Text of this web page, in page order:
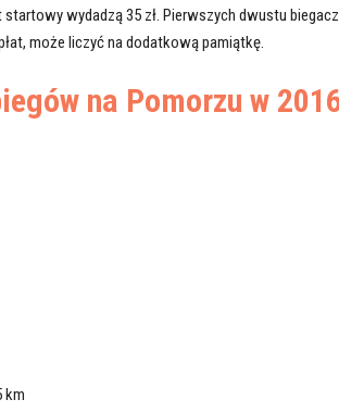
wydadzą 35 zł. Pierwszych dwustu
może liczyć na dodatkową pamiątkę.
na Pomorzu w
km